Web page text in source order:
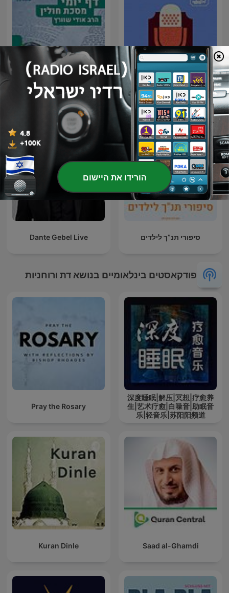
סיפור ירושלמי Sipur
Yerushalmi
דף יומי הר עציון - חולין
סיפורי תנ”ך לילדים Dante Gebel Live
פודקאסטים בינלאומיים בנושא דת ורוחניות
深度睡眠|解压|冥想|疗愈养
生|艺术疗愈|白噪音|助眠音
乐|轻音乐|苏阳阳频道
Pray the Rosary
Saad al-Ghamdi
Kuran Dinle
הורידו את היישום